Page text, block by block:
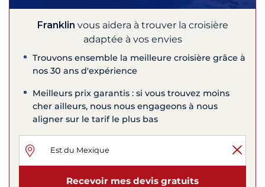
Franklin vous aidera à trouver la croisière
adaptée à vos envies
Trouvons ensemble la meilleure croisière grâce à
nos 30 ans d'expérience
Meilleurs prix garantis : si vous trouvez moins
cher ailleurs, nous nous engageons à nous
aligner sur le tarif le plus bas
Recevoir mes devis gratuits